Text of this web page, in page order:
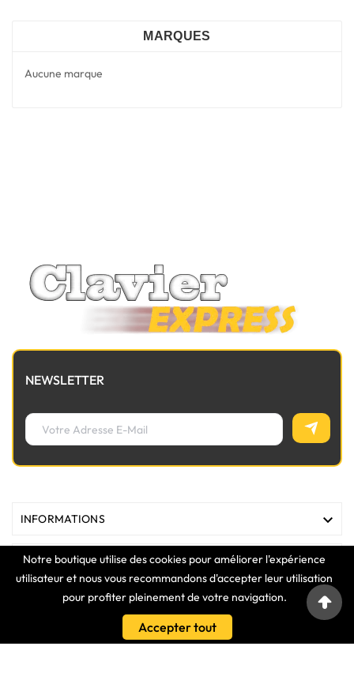
Notre boutique utilise des cookies pour améliorer l'expérience
utilisateur et nous vous recommandons d'accepter leur utilisation
pour profiter pleinement de votre navigation.
Accepter tout
MARQUES
Aucune marque
NEWSLETTER
INFORMATIONS 
MAGASIN 

VOTRE COMPTE 